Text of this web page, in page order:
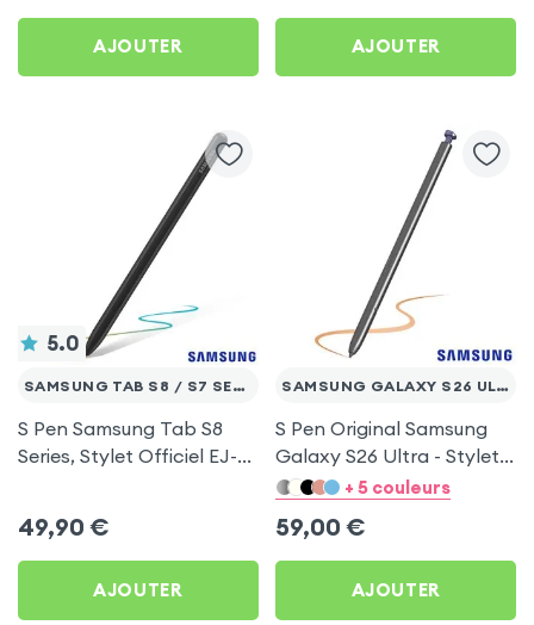
AJOUTER AJOUTER
5.0
SAMSUNG TAB S8 / S7 SERIES
S Pen Samsung Tab S8
Series, Stylet Officiel EJ-
49,90 €
AJOUTER
SAMSUNG GALAXY S26 ULTRA
S Pen Original Samsung
Galaxy S26 Ultra - Stylet
officiel Violet cobalt by
+ 5 couleurs
59,00 €
AJOUTER